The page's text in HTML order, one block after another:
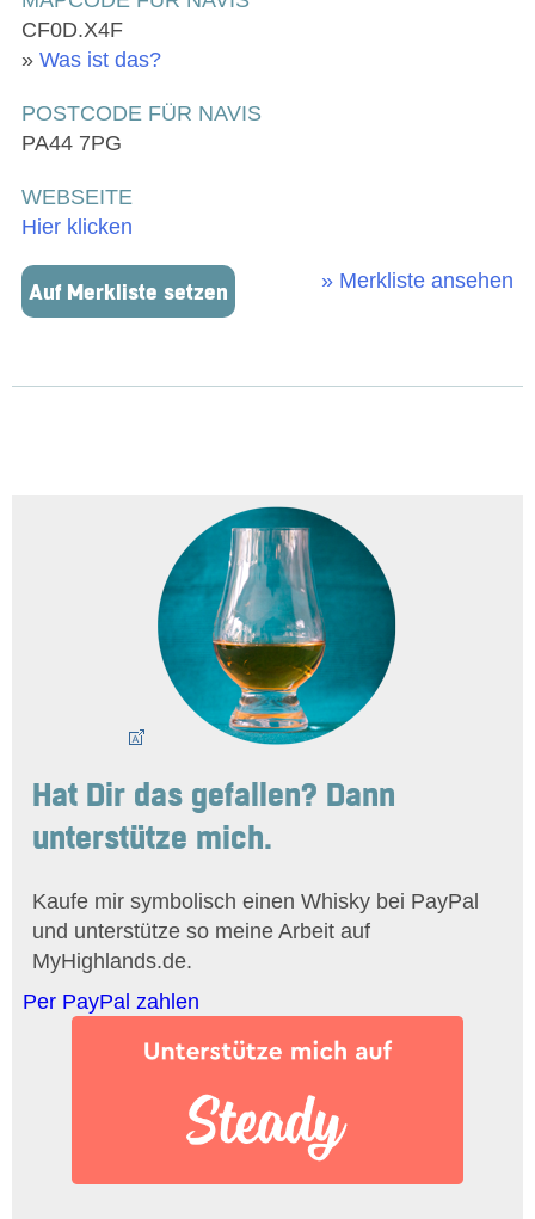
CF0D.X4F
» Was ist das?
POSTCODE FÜR NAVIS
PA44 7PG
WEBSEITE
Hier klicken
Auf Merkliste setzen
» Merkliste ansehen
Hat Dir das gefallen? Dann
unterstütze mich.
Kaufe mir symbolisch einen Whisky bei PayPal
und unterstütze so meine Arbeit auf
MyHighlands.de.
Per PayPal zahlen